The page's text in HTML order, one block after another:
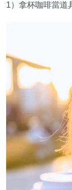
1）拿杯咖啡當道